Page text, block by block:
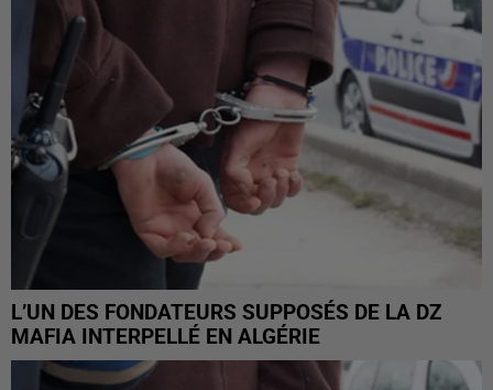
L’UN DES FONDATEURS SUPPOSÉS DE LA DZ
MAFIA INTERPELLÉ EN ALGÉRIE